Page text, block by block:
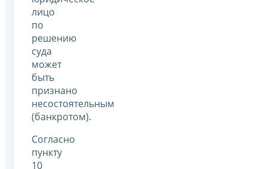
лицо
по
решению
суда
может
быть
признано
несостоятельным
(банкротом).
Согласно
пункту
10